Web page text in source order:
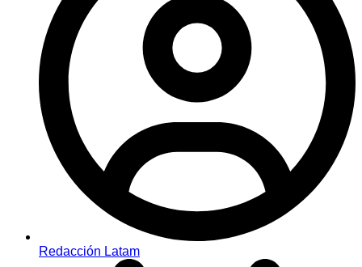
Redacción Latam